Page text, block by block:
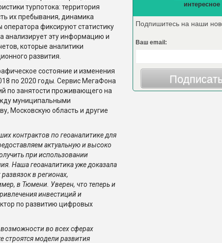
турпотока: территория
их пребывания, динамика
фиксируют статистику
анализирует эту информацию и
которые аналитики
развития.
состояние и изменения
по 2020 годы. Сервис МегаФона
по занятости проживающего на
муниципальными
Московскую область и другие
контрактов по геоаналитике для
актуальную и высоко
при использовании
Наша геоаналитика уже доказала
в регионах,
в Тюмени. Уверен, что теперь и
инвестиций и
по развитию цифровых
во всех сферах
строятся модели развития
интересное
Подпишитесь на наши
Ваш email: